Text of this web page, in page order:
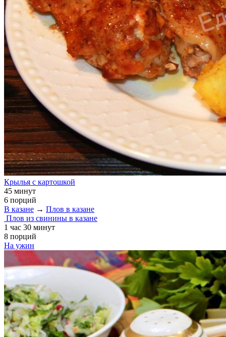
Крылья с картошкой
45 минут
6 порций
В казане → Плов в казане
Плов из свинины в казане
1 час 30 минут
8 порций
На ужин